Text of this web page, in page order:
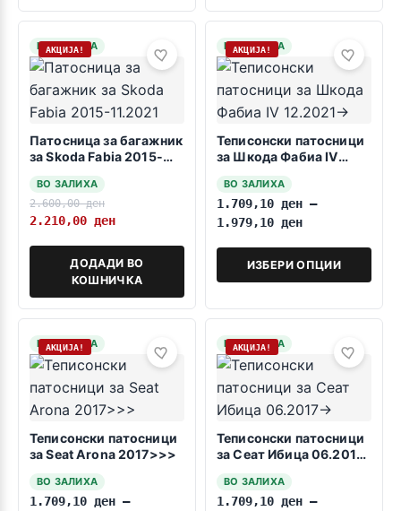
НА ЗАЛИХА
АКЦИЈА!
Патосница за багажник
за Skoda Fabia 2015-
ВО ЗАЛИХА
2.600,00ден
2.210,00 ден
ДОДАДИ ВО
КОШНИЧКА
НА ЗАЛИХА
АКЦИЈА!
Теписонски патосници
за Шкода Фабиа IV
ВО ЗАЛИХА
1.709,10 ден –
1.979,10 ден
ИЗБЕРИ ОПЦИИ
НА ЗАЛИХА
АКЦИЈА!
Теписонски патосници
за Seat Arona 2017>>>
ВО ЗАЛИХА
1.709,10 ден –
НА ЗАЛИХА
АКЦИЈА!
Теписонски патосници
за Сеат Ибица 06.2017-
ВО ЗАЛИХА
1.709,10 ден –